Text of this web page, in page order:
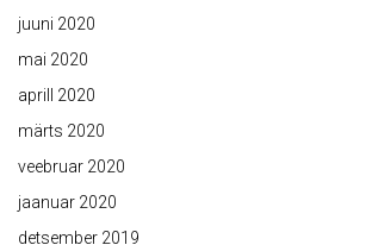
juuni 2020
mai 2020
aprill 2020
märts 2020
veebruar 2020
jaanuar 2020
detsember 2019